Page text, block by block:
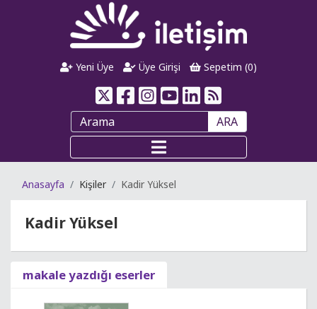
Yeni Üye Üye Girişi Sepetim (0)
ARA
Anasayfa Kişiler Kadir Yüksel
Kadir Yüksel
makale yazdığı eserler